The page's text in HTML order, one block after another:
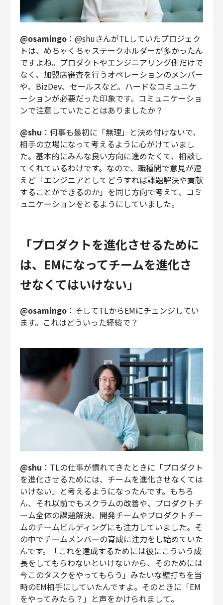
@osamingo ：@shuさんがTLしていたプロジェク
トは、めちゃくちゃステークホルダーが多かったん
ですよね。プロダクトやエンジニアリング側だけで
なく、加盟店審査を行うオペレーションのメンバー
や、BizDev、セールスなど。ハードなコミュニケ
ーションが必要だった印象です。コミュニケーショ
ンで注意していたことはありましたか？
@shu ：何事も最初に「無理」と決め付けないで、
相手の立場になって考えるように心がけていまし
た。基本的にみんな良い方向に進めたくて、相談し
てくれているわけです。なので、職種間で意見が違
えど「エンジニアとしてどうすれば課題解決や貢献
することができるのか」を同じ方向で考えて、コミ
ュニケーションをとるようにしていました。
「プロダクトを進化させるために
は、EMになってチームを進化さ
せなくてはいけない」
@osamingo ：そしてTLからEMにチェンジしてい
ます。これはどういった経緯で？
@shu ：TLの仕事が慣れてきたときに「プロダクト
を進化させるためには、チームを進化させなくては
いけない」と考えるようになったんです。もちろ
ん、それ以前でもスクラムの改善や、プロダクトチ
ーム全体の課題解決、開発チームやプロダクトチー
ムのチームビルディングにも注力していました。そ
の中でチームメンバーの育成に注力をし始めていた
んです。「これを達成するためには彼にこういう成
長をしてもらわないといけないから、そのためには
今このタスクをやってもらう」みたいな壁打ちを当
時のEM相手にしていたんですよ。そのときに「EM
をやってみたら？」と声をかけられまして。